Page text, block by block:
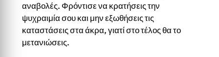
αναβολές. Φρόντισε να κρατήσεις την
ψυχραιμία σου και μην εξωθήσεις τις
καταστάσεις στα άκρα, γιατί στο τέλος θα το
μετανιώσεις.